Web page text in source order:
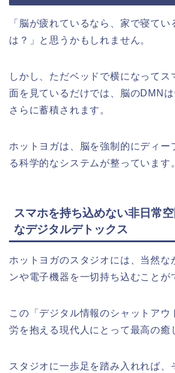
「脳が疲れているなら、家で寝てい
は？」と思うかもしれません。
しかし、ただベッドで横になってス
面を見ているだけでは、脳のDMN
さらに蓄積されます。
ホットヨガは、脳を強制的にディー
る科学的なシステムが整っています
スマホを持ち込めない非日常
なデジタルデトックス
ホットヨガのスタジオには、当然な
ンや電子機器を一切持ち込むことが
この「デジタル情報のシャットアウ
労を抱える現代人にとって最高の癒
スタジオに一歩足を踏み入れれば、